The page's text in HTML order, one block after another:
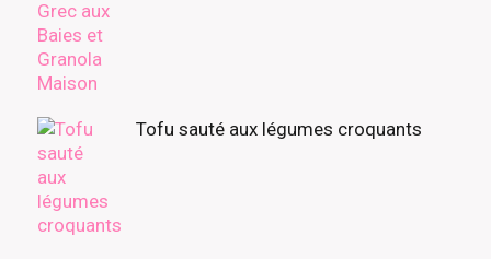
Tofu sauté aux légumes croquants